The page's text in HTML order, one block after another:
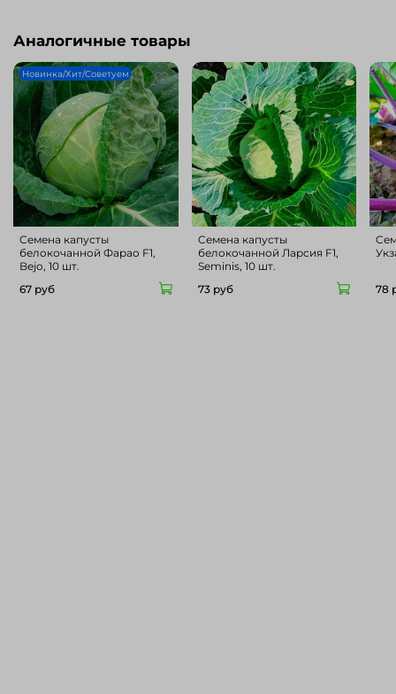
Аналогичные товары
Новинка/Хит/Советуем
Cемена капусты
белокочанной Фарао F1,
Bejo, 10 шт.
67 руб
Cемена капусты
белокочанной Ларсия F1,
Seminis, 10 шт.
73 руб
78